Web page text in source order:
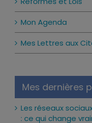
Mon Agenda
Mes Lettres aux
Mes dernières
Les réseaux
: ce qui change
24 juillet 2026